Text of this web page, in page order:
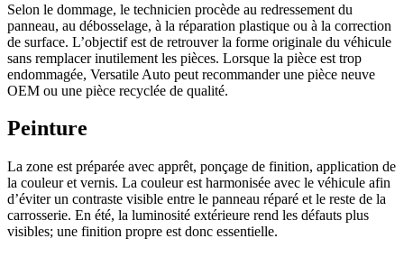
Selon le dommage, le technicien procède au redressement du
panneau, au débosselage, à la réparation plastique ou à la correction
de surface. L’objectif est de retrouver la forme originale du véhicule
sans remplacer inutilement les pièces. Lorsque la pièce est trop
endommagée, Versatile Auto peut recommander une pièce neuve
OEM ou une pièce recyclée de qualité.
Peinture
La zone est préparée avec apprêt, ponçage de finition, application de
la couleur et vernis. La couleur est harmonisée avec le véhicule afin
d’éviter un contraste visible entre le panneau réparé et le reste de la
carrosserie. En été, la luminosité extérieure rend les défauts plus
visibles; une finition propre est donc essentielle.